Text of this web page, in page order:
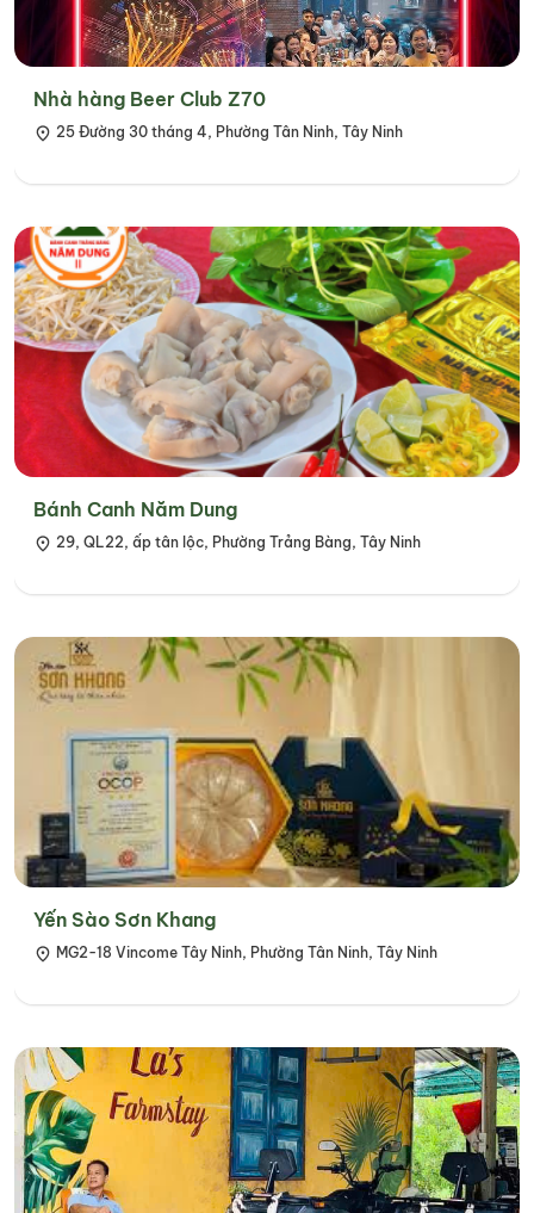
Nhà hàng Beer Club Z70
25 Đường 30 tháng 4, Phường Tân Ninh, Tây Ninh
Bánh Canh Năm Dung
29, QL22, ấp tân lộc, Phường Trảng Bàng, Tây Ninh
Yến Sào Sơn Khang
MG2-18 Vincome Tây Ninh, Phường Tân Ninh, Tây Ninh